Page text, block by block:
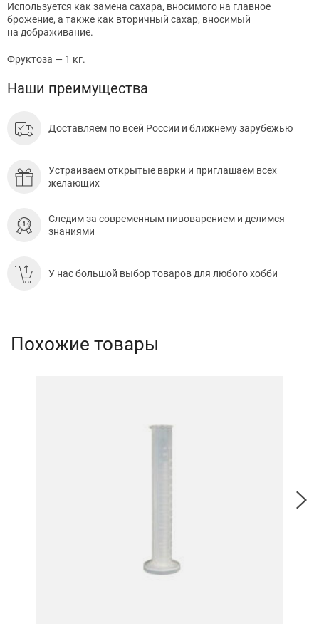
Используется как замена сахара, вносимого на главное
брожение, а также как вторичный сахар, вносимый
на дображивание.
Фруктоза — 1 кг.
Наши преимущества
Доставляем по всей России и ближнему зарубежью
Устраиваем открытые варки и приглашаем всех
желающих
Следим за современным пивоварением и делимся
знаниями
У нас большой выбор товаров для любого хобби
Похожие товары